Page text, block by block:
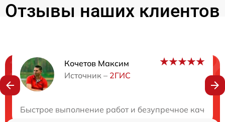
Отзывы наших клиентов
Кочетов Максим
Источник – 2ГИС
Быстрое выполнение работ и безупречное
Нужна консультация?